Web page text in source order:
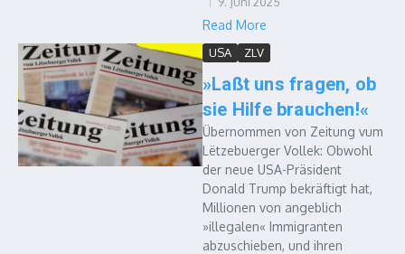
Read More
USA ZLV
»Laßt uns fragen, ob
sie Hilfe brauchen!«
Übernommen von Zeitung vum
Lëtzebuerger Vollek: Obwohl
der neue USA-Präsident
Donald Trump bekräftigt hat,
Millionen von angeblich
»illegalen« Immigranten
abzuschieben, und ihren